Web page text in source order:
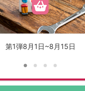
第1弾8月1日~8月15日